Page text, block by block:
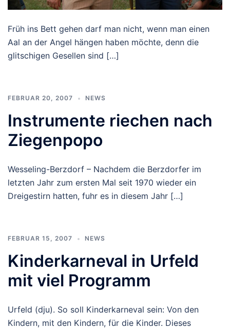
Früh ins Bett gehen darf man nicht, wenn man einen
Aal an der Angel hängen haben möchte, denn die
glitschigen Gesellen sind […]
FEBRUAR 20, 2007 NEWS
Instrumente riechen nach
Ziegenpopo
Wesseling-Berzdorf – Nachdem die Berzdorfer im
letzten Jahr zum ersten Mal seit 1970 wieder ein
Dreigestirn hatten, fuhr es in diesem Jahr […]
FEBRUAR 15, 2007 NEWS
Kinderkarneval in Urfeld
mit viel Programm
Urfeld (dju). So soll Kinderkarneval sein: Von den
Kindern, mit den Kindern, für die Kinder. Dieses